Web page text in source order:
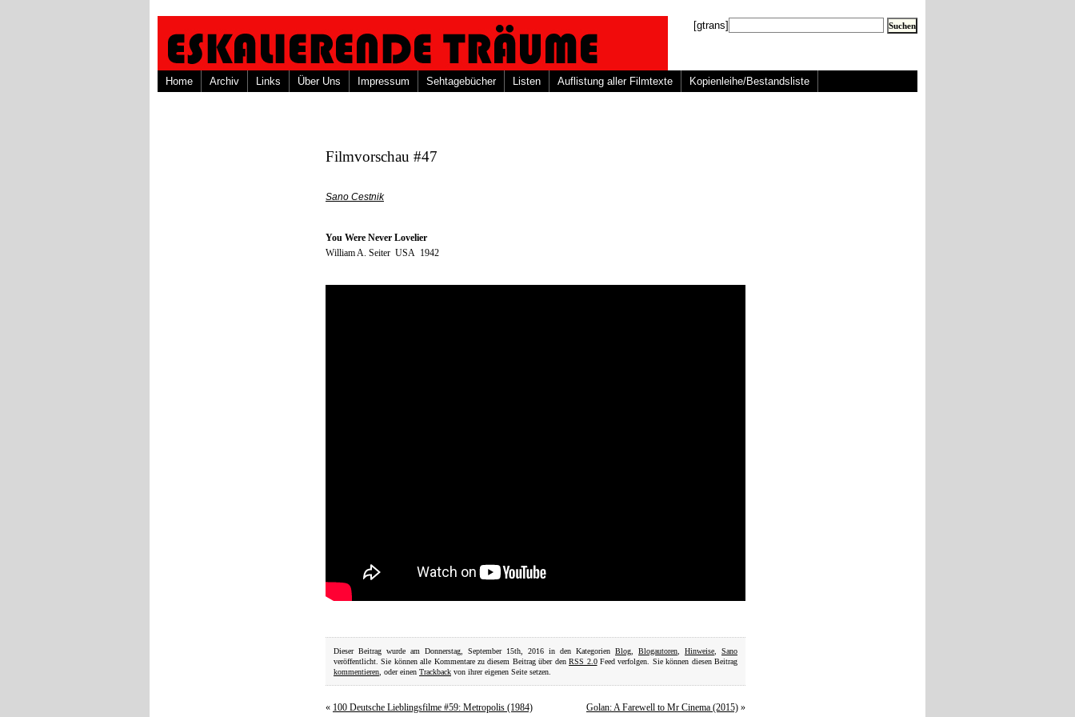
[gtrans]
Home Archiv Links Über Uns Impressum Sehtagebücher Listen Auflistung aller Filmtexte Kopienleihe/Bestandsliste
Filmvorschau #47
Sano Cestnik
You Were Never Lovelier
William A. Seiter USA 1942
Dieser Beitrag wurde am Donnerstag, September 15th, 2016 in den Kategorien Blog Blogautoren Hinweise
Sano
veröffentlicht. Sie können alle Kommentare zu diesem Beitrag über denRSS 2.0Feed verfolgen. Sie können diesen Beitrag
kommentieren , oder einen Trackback von ihrer eigenen Seite setzen.
« 100 Deutsche Lieblingsfilme #59: Metropolis (1984) Golan: A Farewell to Mr Cinema (2015) »